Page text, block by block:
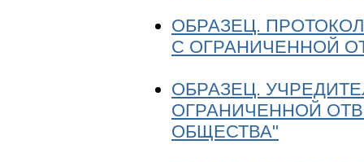
ОБРАЗЕЦ.
С ОГРАНИЧЕННОЙ
ОБРАЗЕЦ.
ОГРАНИЧЕННОЙ
ОБЩЕСТВА"